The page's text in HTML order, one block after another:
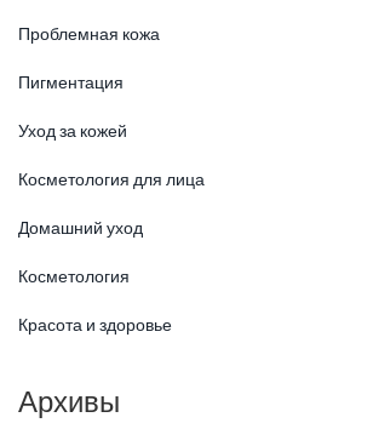
Проблемная кожа
Пигментация
Уход за кожей
Косметология для лица
Домашний уход
Косметология
Красота и здоровье
Архивы